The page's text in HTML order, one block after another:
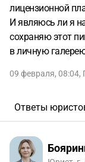
лицензионной
И являюсь ли я
сохраняю этот
в личную
09 февраля, 08:04,
Ответы